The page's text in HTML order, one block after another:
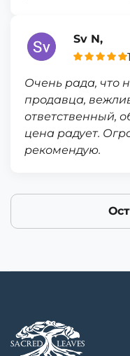
Sv N,
Очень рада, что
продавца,
ответственный,
цена радует.
рекомендую.